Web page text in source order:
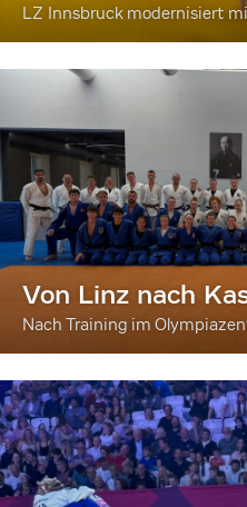
LZ Innsbruck modernisiert
Von Linz nach
Nach Training im